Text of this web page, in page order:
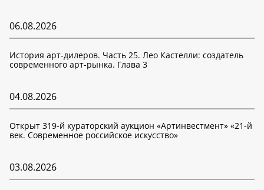
06.08.2026
История арт-дилеров. Часть 25. Лео Кастелли: создатель
современного арт-рынка. Глава 3
04.08.2026
Открыт 319-й кураторский аукцион «Артинвестмент» «21-й
век. Современное российское искусство»
03.08.2026